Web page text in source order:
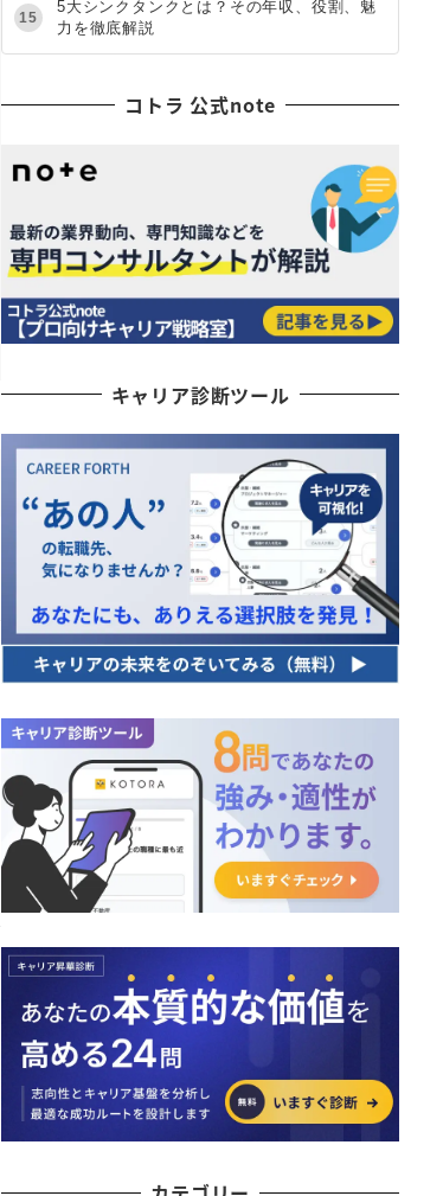
15
5大シンクタンクとは？その年収、役割、魅
力を徹底解説
コトラ 公式note
キャリア診断ツール